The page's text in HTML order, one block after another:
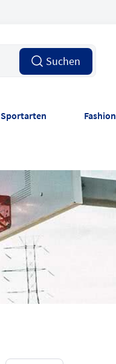
Suchen
Sportarten Fashion